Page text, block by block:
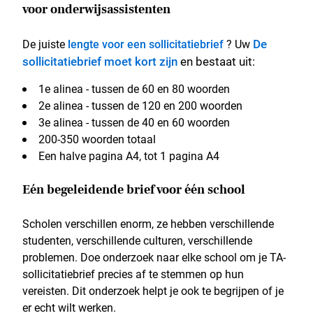
voor onderwijsassistenten
De juiste lengte voor een sollicitatiebrief? Uw De
sollicitatiebrief moet kort zijnen bestaat uit:
1e alinea - tussen de 60 en 80 woorden
2e alinea - tussen de 120 en 200 woorden
3e alinea - tussen de 40 en 60 woorden
200-350 woorden totaal
Een halve pagina A4, tot 1 pagina A4
Eén begeleidende brief voor één school
Scholen verschillen enorm, ze hebben verschillende
studenten, verschillende culturen, verschillende
problemen. Doe onderzoek naar elke school om je TA-
sollicitatiebrief precies af te stemmen op hun
vereisten. Dit onderzoek helpt je ook te begrijpen of je
er echt wilt werken.